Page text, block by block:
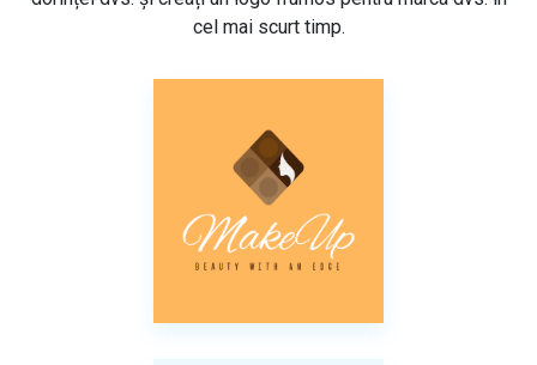
cel mai scurt timp.